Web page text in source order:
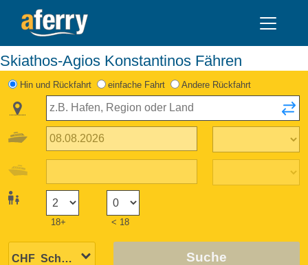
Skiathos-Agios Konstantinos Fähren
Hin und Rückfahrt einfache Fahrt Andere Rückfahrt
18+ < 18
Suche